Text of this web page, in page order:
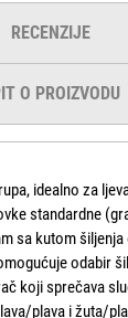
RECENZIJE
O PROIZVODU
idealno za
standardne
sa kutom
odabir
koji sprečava
plava i žuta/